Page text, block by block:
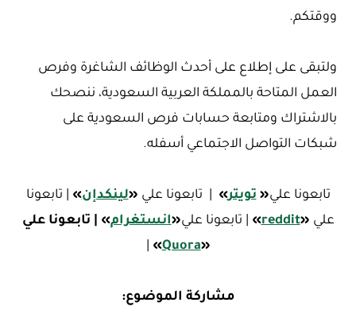
ووقتكم.
ولتبقى على إطلاع على أحدث الوظائف الشاغرة وفرص
العمل المتاحة بالمملكة العربية السعودية، ننصحك
بالاشتراك ومتابعة حسابات فرص السعودية على
شبكات التواصل الاجتماعي أسفله.
تابعونا علي« تويتر» | تابعونا علي «لينكدإن» | تابعونا
علي «
reddit
» | تابعونا علي«انستغرام»
| تابعونا علي
«
Quora
»
مشاركة الموضوع: